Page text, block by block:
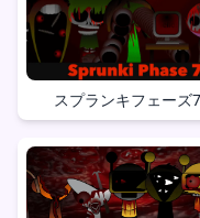
スプランキフェーズ7